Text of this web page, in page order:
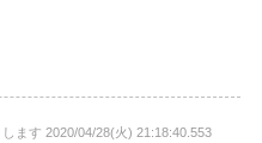
ます 2020/04/28(火) 21:18:40.553